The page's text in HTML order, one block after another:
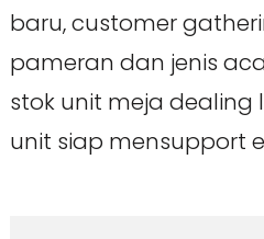
baru, customer
pameran dan jenis
stok unit meja dealing
unit siap mensupport